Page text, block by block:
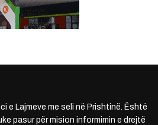
e Lajmeve me seli në Prishtinë. Është
pasur për mision informimin e drejtë